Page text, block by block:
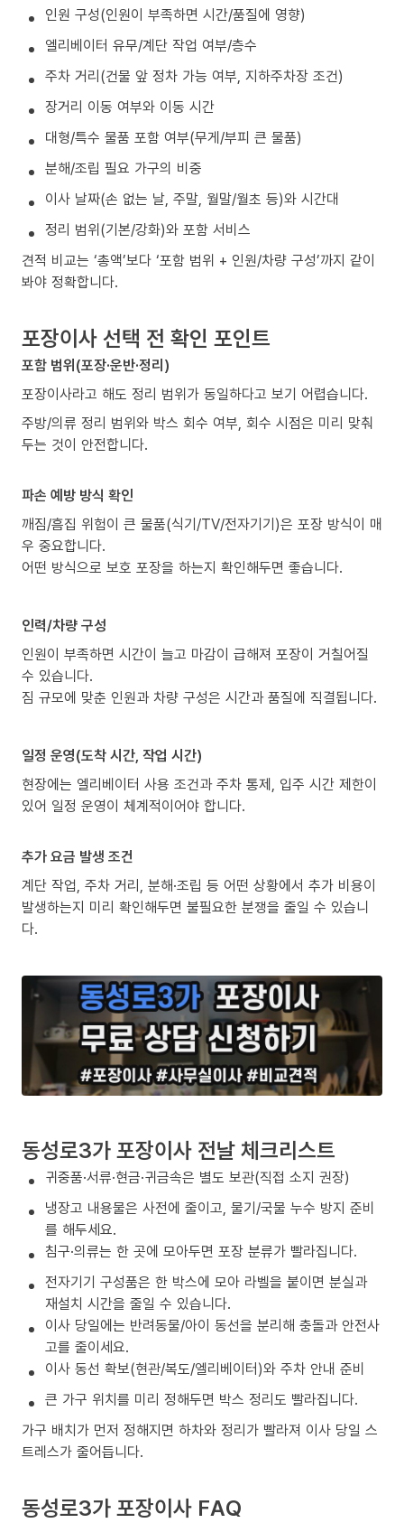
인원 구성(인원이 부족하면 시간/품질에 영향)
엘리베이터 유무/계단 작업 여부/층수
주차 거리(건물 앞 정차 가능 여부, 지하주차장 조건)
장거리 이동 여부와 이동 시간
대형/특수 물품 포함 여부(무게/부피 큰 물품)
분해/조립 필요 가구의 비중
이사 날짜(손 없는 날, 주말, 월말/월초 등)와 시간대
정리 범위(기본/강화)와 포함 서비스
견적 비교는 ‘총액’보다 ‘포함 범위 + 인원/차량 구성’까지 같이
봐야 정확합니다.
포장이사 선택 전 확인 포인트
포함 범위(포장·운반·정리)
포장이사라고 해도 정리 범위가 동일하다고 보기 어렵습니다.
주방/의류 정리 범위와 박스 회수 여부, 회수 시점은 미리 맞춰
두는 것이 안전합니다.
파손 예방 방식 확인
깨짐/흠집 위험이 큰 물품(식기/TV/전자기기)은 포장 방식이 매
우 중요합니다.
어떤 방식으로 보호 포장을 하는지 확인해두면 좋습니다.
인력/차량 구성
인원이 부족하면 시간이 늘고 마감이 급해져 포장이 거칠어질
수 있습니다.
짐 규모에 맞춘 인원과 차량 구성은 시간과 품질에 직결됩니다.
일정 운영(도착 시간, 작업 시간)
현장에는 엘리베이터 사용 조건과 주차 통제, 입주 시간 제한이
있어 일정 운영이 체계적이어야 합니다.
추가 요금 발생 조건
계단 작업, 주차 거리, 분해·조립 등 어떤 상황에서 추가 비용이
발생하는지 미리 확인해두면 불필요한 분쟁을 줄일 수 있습니
다.
동성로3가 포장이사 전날 체크리스트
귀중품·서류·현금·귀금속은 별도 보관(직접 소지 권장)
냉장고 내용물은 사전에 줄이고, 물기/국물 누수 방지 준비
를 해두세요.
침구·의류는 한 곳에 모아두면 포장 분류가 빨라집니다.
전자기기 구성품은 한 박스에 모아 라벨을 붙이면 분실과
재설치 시간을 줄일 수 있습니다.
이사 당일에는 반려동물/아이 동선을 분리해 충돌과 안전사
고를 줄이세요.
이사 동선 확보(현관/복도/엘리베이터)와 주차 안내 준비
큰 가구 위치를 미리 정해두면 박스 정리도 빨라집니다.
가구 배치가 먼저 정해지면 하차와 정리가 빨라져 이사 당일 스
트레스가 줄어듭니다.
동성로3가 포장이사 FAQ